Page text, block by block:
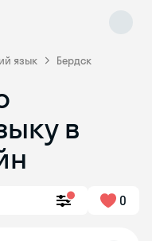
язык Бердск
в
0